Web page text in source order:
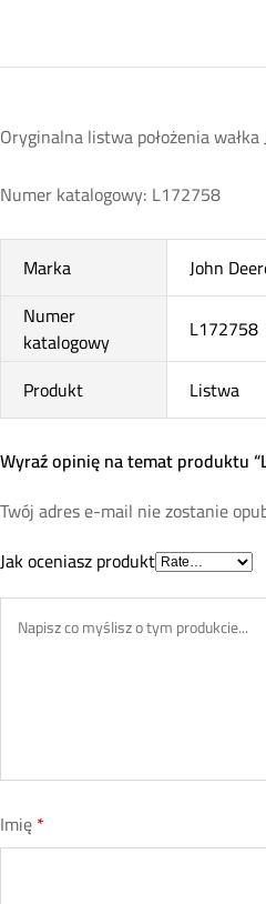
Oryginalna listwa położenia wałka
Numer katalogowy: L172758
Marka
John
Numer
katalogowy
L172758
Produkt
Listwa
Wyraź opinię na temat produktu
Twój adres e-mail nie zostanie
Jak oceniasz produkt
Imię*